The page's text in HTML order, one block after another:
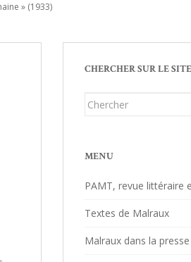
» (1933)
CHERCHER SUR LE SITE
Chercher...
MENU
PAMT, revue littéraire
Textes de Malraux
Malraux dans la presse